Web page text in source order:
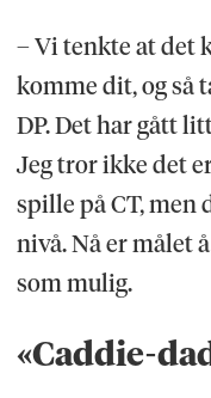
– Vi tenkte at det
komme dit, og så
DP. Det har gått
Jeg tror ikke det
spille på CT, men
nivå. Nå er målet
som mulig.
«Caddie-